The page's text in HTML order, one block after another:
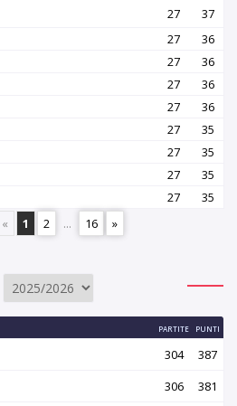
27
37
27
36
27
36
27
36
27
36
27
35
27
35
27
35
27
35
«
1 2 ... 16 »
PARTITE PUNTI
304
387
306
381